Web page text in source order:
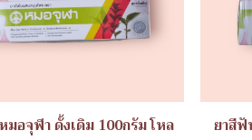
อจุฬา ดั้งเดิม 100กรัม โหล ยาสีฟั